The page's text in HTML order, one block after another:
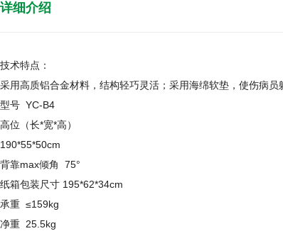
详细介绍
技术特点：
采用高质铝合金材料，结构轻巧灵活；采用海绵软垫，使伤病
型号 YC-B4
高位（长*宽*高）
190*55*50cm
背靠max倾角 75°
纸箱包装尺寸 195*62*34cm
承重 ≤159kg
净重 25.5kg